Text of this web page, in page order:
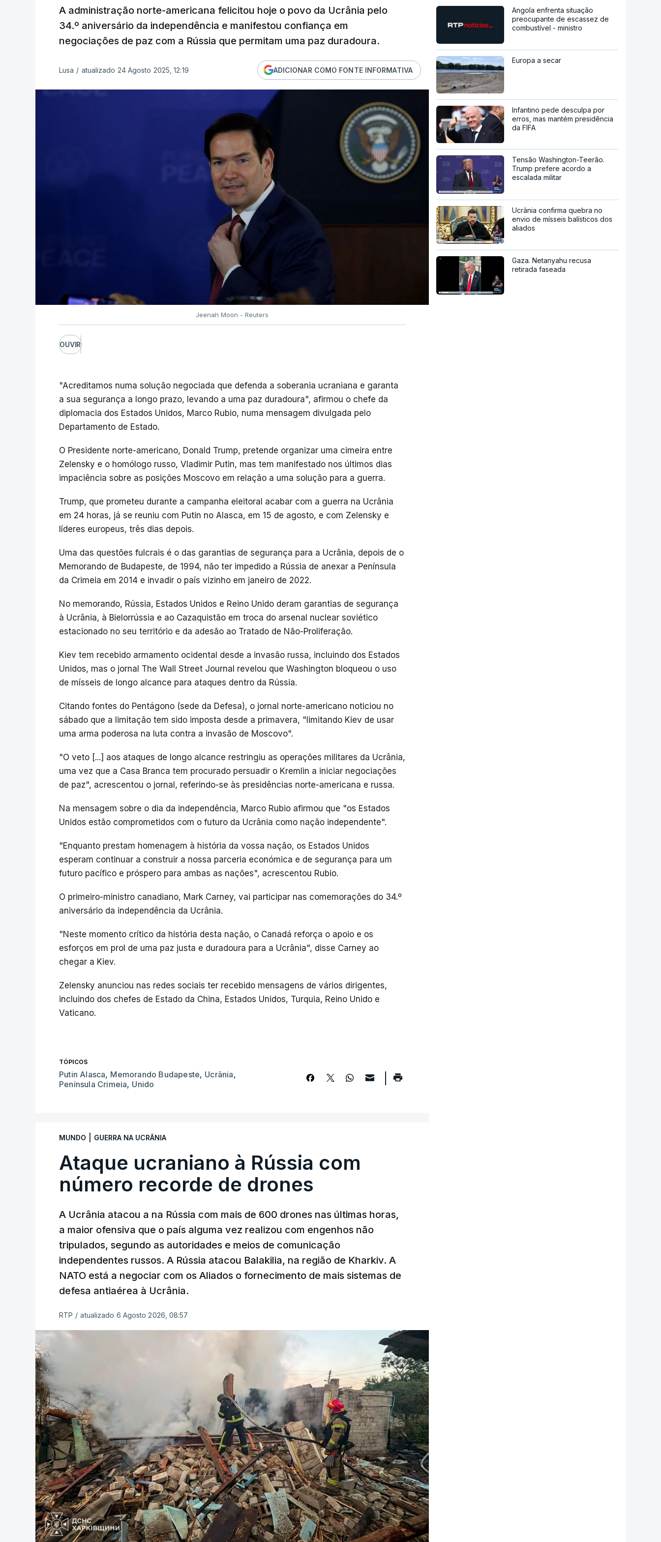
A administração norte-americana felicitou hoje o povo da Ucrânia pelo
34.º aniversário da independência e manifestou confiança em
negociações de paz com a Rússia que permitam uma paz duradoura.
Lusa / atualizado 24 Agosto 2025, 12:19 ADICIONAR COMO FONTE INFORMATIVA
Jeenah Moon - Reuters
OUVIR
"Acreditamos numa solução negociada que defenda a soberania ucraniana e garanta
a sua segurança a longo prazo, levando a uma paz duradoura", afirmou o chefe da
diplomacia dos Estados Unidos, Marco Rubio, numa mensagem divulgada pelo
Departamento de Estado.
O Presidente norte-americano, Donald Trump, pretende organizar uma cimeira entre
Zelensky e o homólogo russo, Vladimir Putin, mas tem manifestado nos últimos dias
impaciência sobre as posições Moscovo em relação a uma solução para a guerra.
Trump, que prometeu durante a campanha eleitoral acabar com a guerra na Ucrânia
em 24 horas, já se reuniu com Putin no Alasca, em 15 de agosto, e com Zelensky e
líderes europeus, três dias depois.
Uma das questões fulcrais é o das garantias de segurança para a Ucrânia, depois de o
Memorando de Budapeste, de 1994, não ter impedido a Rússia de anexar a Península
da Crimeia em 2014 e invadir o país vizinho em janeiro de 2022.
No memorando, Rússia, Estados Unidos e Reino Unido deram garantias de segurança
à Ucrânia, à Bielorrússia e ao Cazaquistão em troca do arsenal nuclear soviético
estacionado no seu território e da adesão ao Tratado de Não-Proliferação.
Kiev tem recebido armamento ocidental desde a invasão russa, incluindo dos Estados
Unidos, mas o jornal The Wall Street Journal revelou que Washington bloqueou o uso
de mísseis de longo alcance para ataques dentro da Rússia.
Citando fontes do Pentágono (sede da Defesa), o jornal norte-americano noticiou no
sábado que a limitação tem sido imposta desde a primavera, "limitando Kiev de usar
uma arma poderosa na luta contra a invasão de Moscovo".
"O veto [...] aos ataques de longo alcance restringiu as operações militares da Ucrânia,
uma vez que a Casa Branca tem procurado persuadir o Kremlin a iniciar negociações
de paz", acrescentou o jornal, referindo-se às presidências norte-americana e russa.
Na mensagem sobre o dia da independência, Marco Rubio afirmou que "os Estados
Unidos estão comprometidos com o futuro da Ucrânia como nação independente".
"Enquanto prestam homenagem à história da vossa nação, os Estados Unidos
esperam continuar a construir a nossa parceria económica e de segurança para um
futuro pacífico e próspero para ambas as nações", acrescentou Rubio.
O primeiro-ministro canadiano, Mark Carney, vai participar nas comemorações do 34.º
aniversário da independência da Ucrânia.
"Neste momento crítico da história desta nação, o Canadá reforça o apoio e os
esforços em prol de uma paz justa e duradoura para a Ucrânia", disse Carney ao
chegar a Kiev.
Zelensky anunciou nas redes sociais ter recebido mensagens de vários dirigentes,
incluindo dos chefes de Estado da China, Estados Unidos, Turquia, Reino Unido e
Vaticano.
TÓPICOS
Putin Alasca, Memorando Budapeste, Ucrânia,
Península Crimeia, Unido
MUNDO GUERRA NA UCRÂNIA
Ataque ucraniano à Rússia com
número recorde de drones
A Ucrânia atacou a na Rússia com mais de 600 drones nas últimas horas,
a maior ofensiva que o país alguma vez realizou com engenhos não
tripulados, segundo as autoridades e meios de comunicação
independentes russos. A Rússia atacou Balakilia, na região de Kharkiv. A
NATO está a negociar com os Aliados o fornecimento de mais sistemas de
defesa antiaérea à Ucrânia.
RTP / atualizado 6 Agosto 2026, 08:57
Angola enfrenta situação
preocupante de escassez de
combustível - ministro
Europa a secar
Infantino pede desculpa por
erros, mas mantém presidência
da FIFA
Tensão Washington-Teerão.
Trump prefere acordo a
escalada militar
Ucrânia confirma quebra no
envio de mísseis balísticos dos
aliados
Gaza. Netanyahu recusa
retirada faseada